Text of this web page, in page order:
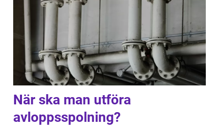
När ska man utföra
avloppsspolning?